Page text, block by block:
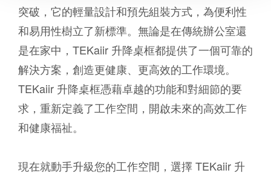
突破，它的輕量設計和預先組裝方式，為便利性
和易用性樹立了新標準。無論是在傳統辦公室還
是在家中，TEKaiir 升降桌框都提供了一個可靠的
解決方案，創造更健康、更高效的工作環境。
TEKaiir 升降桌框憑藉卓越的功能和對細節的要
求，重新定義了工作空間，開啟未來的高效工作
和健康福祉。
現在就動手升級您的工作空間，選擇 TEKaiir 升